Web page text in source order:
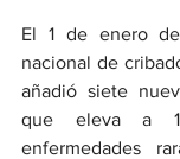
El 1 de enero
nacional de
añadió siete
que eleva a
enfermedades